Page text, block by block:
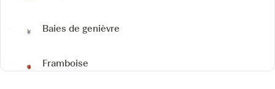
Baies de genièvre
Framboise